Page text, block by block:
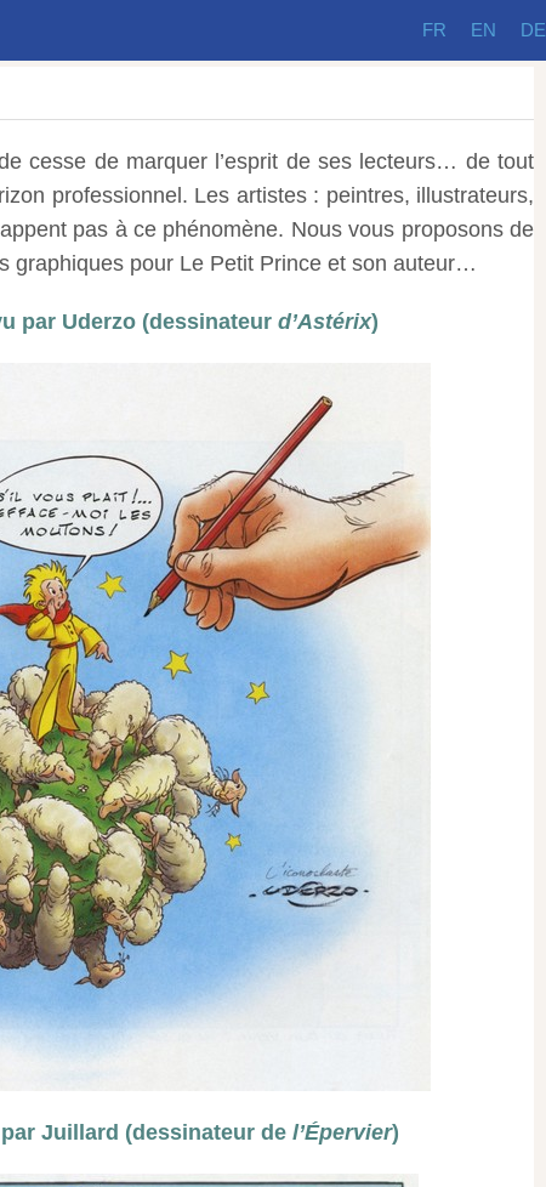
FR EN DE
cesse de marquer l’esprit de ses lecteurs… de tout
professionnel. Les artistes : peintres, illustrateurs,
pas à ce phénomène. Nous vous proposons de
graphiques pour Le Petit Prince et son auteur…
par Uderzo (dessinateurd’Astérix)
Juillard (dessinateur del’Épervier)